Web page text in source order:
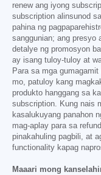
renew ang iyong
subscription alinsunod
pahina ng
sanggunian; ang presyo
detalye ng promosyon
ay isang tuloy-tuloy at
Para sa mga
mo, patuloy kang
produkto hanggang sa
subscription. Kung nais
kasalukuyang panahon
mag-aplay para sa
pinakahuling pagbili, at
functionality kapag
Maaari mong